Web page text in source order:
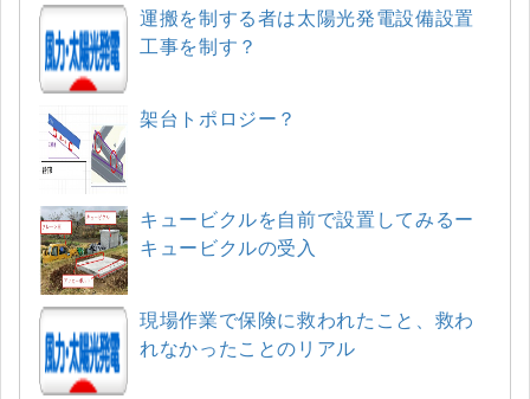
運搬を制する者は太陽光発電設備設置
工事を制す？
架台トポロジー？
キュービクルを自前で設置してみるー
キュービクルの受入
現場作業で保険に救われたこと、救わ
れなかったことのリアル